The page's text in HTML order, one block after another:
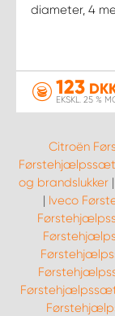
diameter, 4
123
EKSKL. 25 %
Citroën
Førstehjælpssæt
og brandslukker|
| Iveco